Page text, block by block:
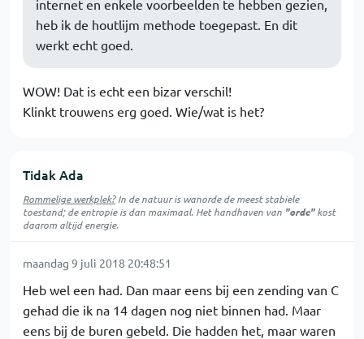
internet en enkele voorbeelden te hebben gezien,
heb ik de houtlijm methode toegepast. En dit
werkt echt goed.
WOW! Dat is echt een bizar verschil!
Klinkt trouwens erg goed. Wie/wat is het?
Tidak Ada
Rommelige werkplek?In de natuur iswanordede meest stabiele
toestand; de entropie is dan maximaal. Het handhaven van "orde"kost
daarom altijd energie.
maandag 9 juli 2018 20:48:51
Heb wel een had. Dan maar eens bij een zending van C
gehad die ik na 14 dagen nog niet binnen had. Maar
eens bij de buren gebeld. Die hadden het, maar waren